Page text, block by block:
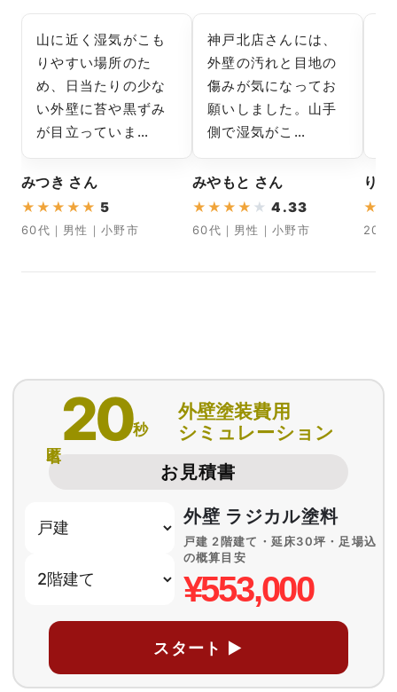
山に近く湿気がこも
りやすい場所のた
め、日当たりの少な
い外壁に苔や黒ずみ
が目立っていま…
みつき さん
★ ★ ★ ★ ★ 5
60代｜男性｜小野市
神戸北店さんには、
外壁の汚れと目地の
傷みが気になってお
願いしました。山手
側で湿気がこ…
みやもと さん
★ ★ ★ ★ ★ 4.33
60代｜男性｜小野市
りさ
★
20代
20秒
外壁塗装費用
シミュレーション
お見積書
外壁 ラジカル塗料
戸建 2階建て・延床30坪・足場込
の概算目安
¥553,000
スタート ▶